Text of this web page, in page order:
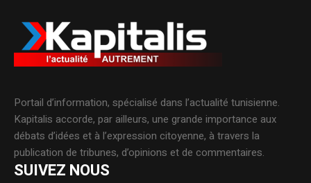
Portail d’information, spécialisé dans l’actualité tunisienne.
Kapitalis accorde, par ailleurs, une grande importance aux
débats d’idées et à l’expression citoyenne, à travers la
publication de tribunes, d’opinions et de commentaires.
SUIVEZ NOUS